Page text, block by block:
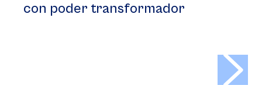
con poder transformador